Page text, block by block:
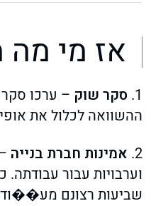
אז מי מה
1. סקר שוק – ערכו סקר
ההשוואה לכלול את אופי
2. אמינות חברת בנייה
וערבויות עבור
שביעות רצונם